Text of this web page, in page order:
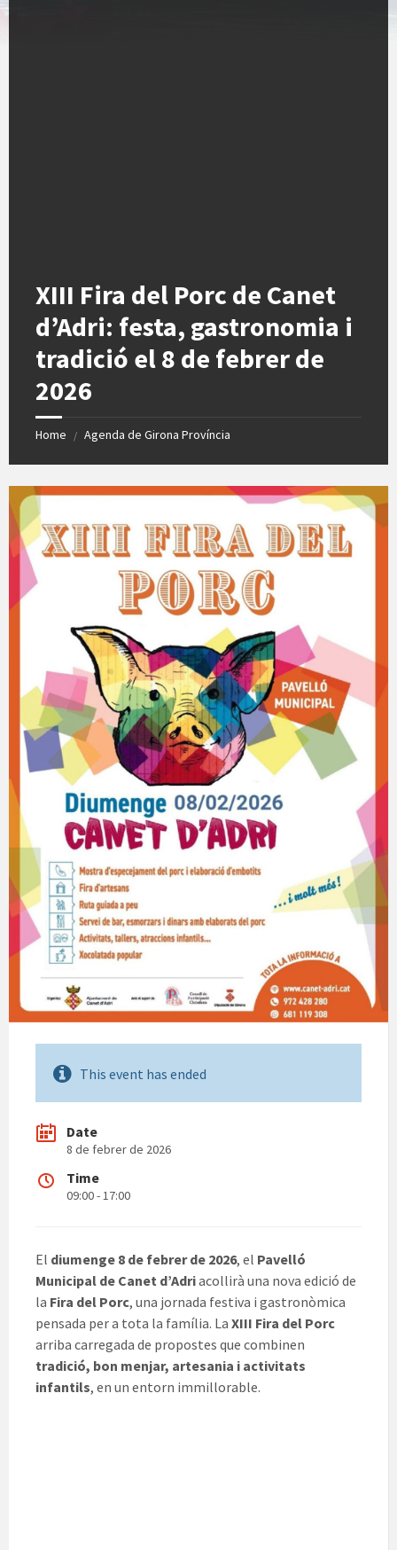
XIII Fira del Porc de Canet
d’Adri: festa, gastronomia i
tradició el 8 de febrer de
2026
Home / Agenda de Girona Província
This event has ended
Date
8 de febrer de 2026
Time
09:00 - 17:00
El diumenge 8 de febrer de 2026, el Pavelló
Municipal de Canet d’Adriacollirà una nova edició de
la Fira del Porc, una jornada festiva i gastronòmica
pensada per a tota la família. La XIII Fira del Porc
arriba carregada de propostes que combinen
tradició, bon menjar, artesania i activitats
infantils, en un entorn immillorable.